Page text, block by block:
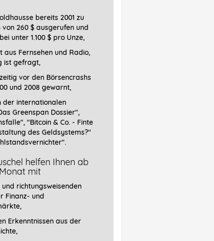
bereits 2001 zu
260 $ ausgerufen und
unter 1.100 $ pro Unze,
aus Fernsehen und Radio,
ist gefragt,
vor den Börsencrashs
und 2008 gewarnt,
der internationalen
Greenspan Dossier",
"Bitcoin & Co. - Finte
des Geldsystems?"
helfen Ihnen ab
mit
richtungsweisenden
Finanz- und
Erkenntnissen aus der